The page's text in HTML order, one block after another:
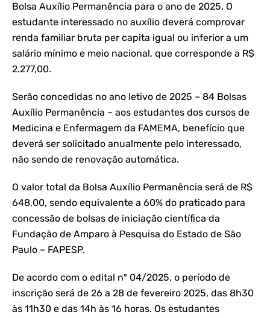
Bolsa Auxílio Permanência para o ano de 2025. O
estudante interessado no auxílio deverá comprovar
renda familiar bruta per capita igual ou inferior a um
salário mínimo e meio nacional, que corresponde a R$
2.277,00.
Serão concedidas no ano letivo de 2025 – 84 Bolsas
Auxílio Permanência – aos estudantes dos cursos de
Medicina e Enfermagem da FAMEMA, benefício que
deverá ser solicitado anualmente pelo interessado,
não sendo de renovação automática.
O valor total da Bolsa Auxílio Permanência será de R$
648,00, sendo equivalente a 60% do praticado para
concessão de bolsas de iniciação científica da
Fundação de Amparo à Pesquisa do Estado de São
Paulo – FAPESP.
De acordo com o edital nº 04/2025, o período de
inscrição será de 26 a 28 de fevereiro 2025, das 8h30
às 11h30 e das 14h às 16 horas. Os estudantes